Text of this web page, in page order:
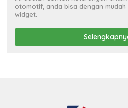
otomotif, anda bisa dengan mudah
widget.